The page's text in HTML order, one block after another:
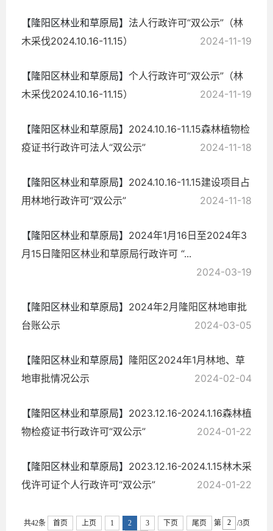
【隆阳区林业和草原局】 法人行政许可“双公示”（林
木采伐2024.10.16-11.15）
2024-11-19
【隆阳区林业和草原局】 个人行政许可“双公示”（林
木采伐2024.10.16-11.15）
2024-11-19
【隆阳区林业和草原局】 2024.10.16-11.15森林植物检
疫证书行政许可法人“双公示”
2024-11-18
【隆阳区林业和草原局】 2024.10.16-11.15建设项目占
用林地行政许可“双公示”
2024-11-18
【隆阳区林业和草原局】 2024年1月16日至2024年3
月15日隆阳区林业和草原局行政许可 “...
2024-03-19
【隆阳区林业和草原局】 2024年2月隆阳区林地审批
台账公示
2024-03-05
【隆阳区林业和草原局】 隆阳区2024年1月林地、草
地审批情况公示
2024-02-04
【隆阳区林业和草原局】 2023.12.16-2024.1.16森林植
物检疫证书行政许可“双公示”
2024-01-22
【隆阳区林业和草原局】 2023.12.16-2024.1.15林木采
伐许可证个人行政许可“双公示”
2024-01-22
共42条 首页 上页 1 2 3 下页 尾页 第
/3页